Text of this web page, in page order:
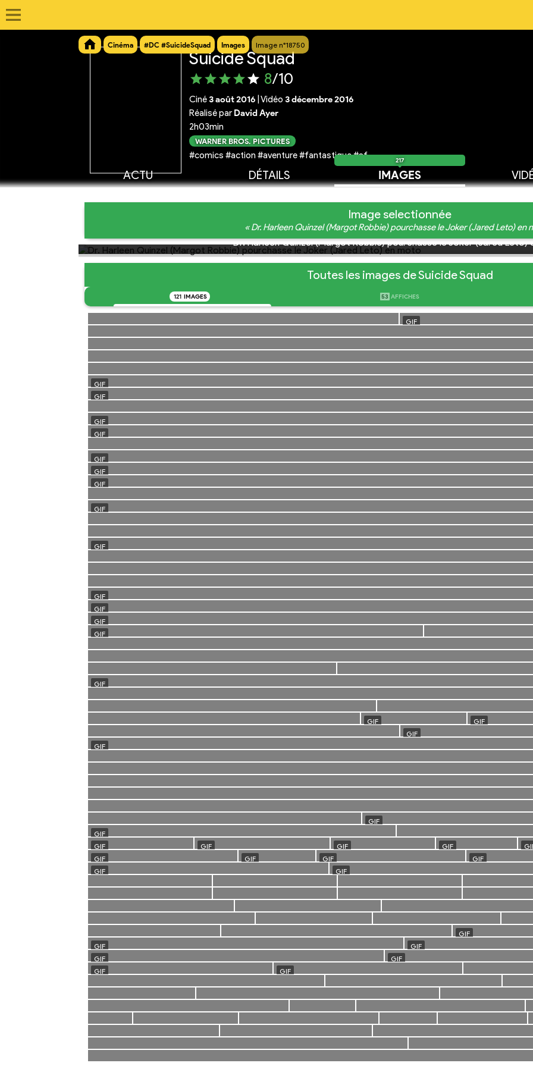
Cinéma #DC #SuicideSquad Images Image n°18750
Suicide Squad
8/10
Ciné3 août 2016 Vidéo 3 décembre 2016
Réalisé par David Ayer
2h03min
WARNER BROS. PICTURES
#comics #action #aventure #fantastique #sf
ACTU DÉTAILS IMAGES
217
Image selectionnée
« Dr. Harleen Quinzel (Margot Robbie) pourchasse le Joker (Jared Leto) en
Dr. Harleen Quinzel (Margot Robbie) pourchasse le Joker (Jared Leto)
Toutes les images de Suicide Squad
121 IMAGES 53 AFFICHES